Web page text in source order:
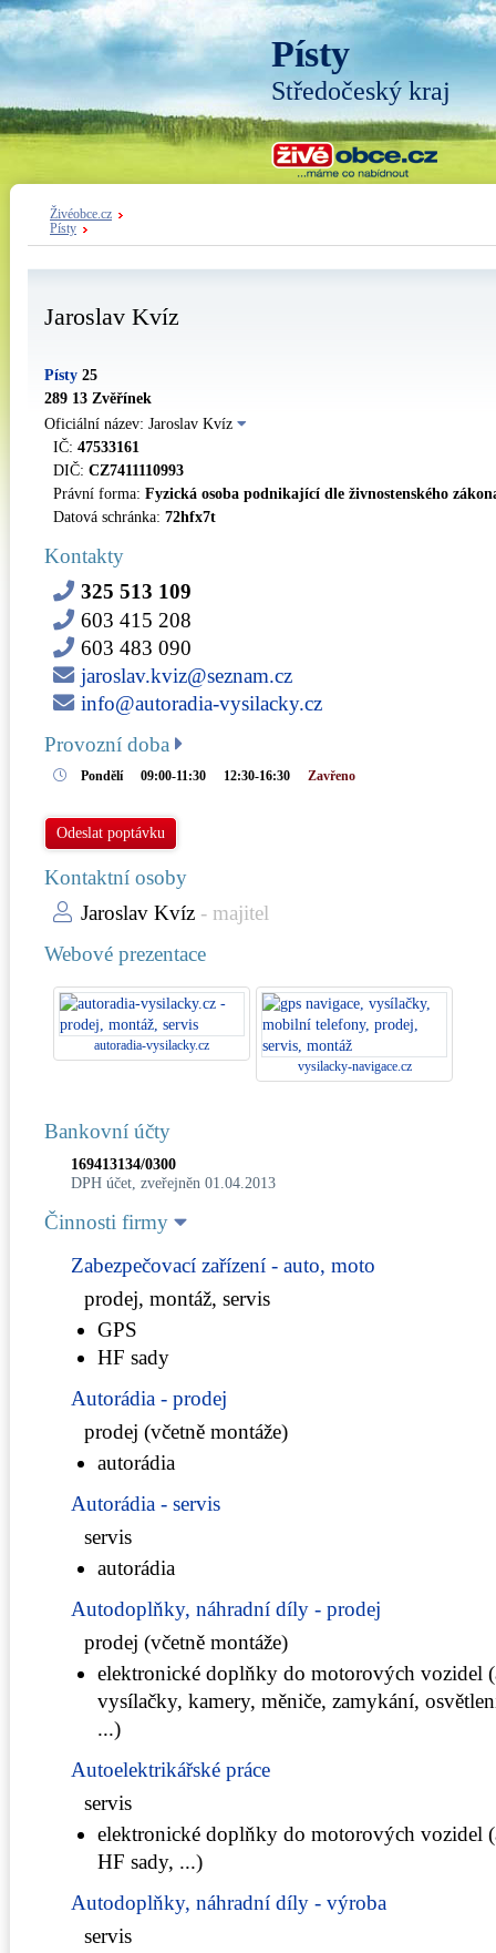
Písty
Středočeský kraj
Živéobce.cz
Písty
Jaroslav Kvíz
Písty 25
289 13 Zvěřínek
Oficiální název: Jaroslav Kvíz
IČ: 47533161
DIČ: CZ7411110993
Právní forma: Fyzická osoba podnikající dle živnostenského
Datová schránka: 72hfx7t
Kontakty
325 513 109
603 415 208
603 483 090
jaroslav.kviz@seznam.cz
info@autoradia-vysilacky.cz
Provozní doba
Pondělí 09:00-11:30 12:30-16:30 Zavřeno
Odeslat poptávku
Kontaktní osoby
Jaroslav Kvíz - majitel
Webové prezentace
autoradia-vysilacky.cz
vysilacky-navigace.cz
Bankovní účty
169413134/0300
DPH účet, zveřejněn 01.04.2013
Činnosti firmy
Zabezpečovací zařízení - auto, moto
prodej, montáž, servis
GPS
HF sady
Autorádia - prodej
prodej (včetně montáže)
autorádia
Autorádia - servis
servis
autorádia
Autodoplňky, náhradní díly - prodej
prodej (včetně montáže)
elektronické doplňky do motorových vozidel
vysílačky, kamery, měniče, zamykání,
...)
Autoelektrikářské práce
servis
elektronické doplňky do motorových vozidel
HF sady, ...)
Autodoplňky, náhradní díly - výroba
servis